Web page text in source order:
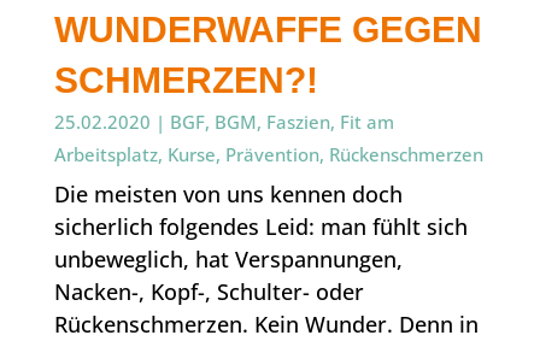
WUNDERWAFFE GEGEN
SCHMERZEN?!
25.02.2020 | BGF, BGM, Faszien, Fit am
Arbeitsplatz, Kurse, Prävention, Rückenschmerzen
Die meisten von uns kennen doch
sicherlich folgendes Leid: man fühlt sich
unbeweglich, hat Verspannungen,
Nacken-, Kopf-, Schulter- oder
Rückenschmerzen. Kein Wunder. Denn in